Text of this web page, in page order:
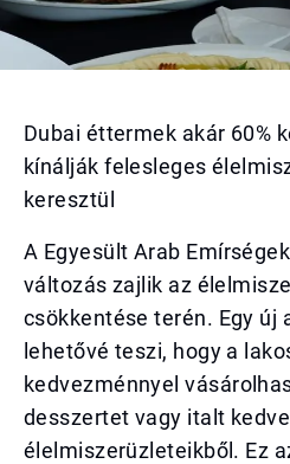
Dubai éttermek akár 60%
kínálják felesleges
keresztül
A Egyesült Arab
változás zajlik az
csökkentése terén. Egy új
lehetővé teszi, hogy a
kedvezménnyel
desszertet vagy italt
élelmiszerüzleteikből. Ez